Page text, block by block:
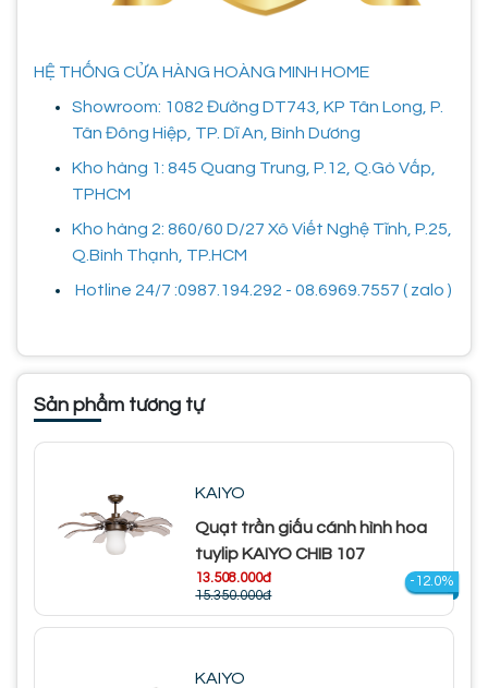
HỆ THỐNG CỬA HÀNG HOÀNG MINH HOME
Showroom: 1082 Đường DT743, KP Tân Long, P.
Tân Đông Hiệp, TP. Dĩ An, Bình Dương
Kho hàng 1: 845 Quang Trung, P.12, Q.Gò Vấp,
TPHCM
Kho hàng 2: 860/60 D/27 Xô Viết Nghệ Tĩnh, P.25,
Q.Bình Thạnh, TP.HCM
Hotline 24/7 :0987.194.292 - 08.6969.7557 ( zalo )
Sản phẩm tương tự
KAIYO
Quạt trần giấu cánh hình hoa
tuylip KAIYO CHIB 107
13.508.000đ
15.350.000đ
-12.0%
KAIYO